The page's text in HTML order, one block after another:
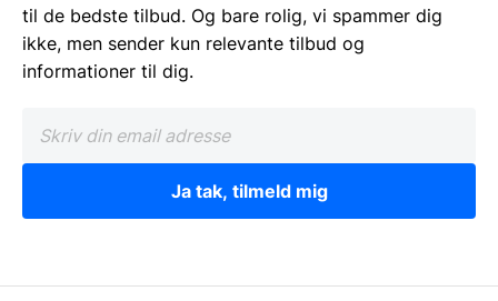
til de bedste tilbud. Og bare rolig, vi spammer dig
ikke, men sender kun relevante tilbud og
informationer til dig.
Ja tak, tilmeld mig